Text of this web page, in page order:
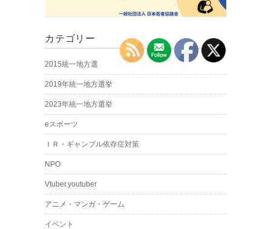
カテゴリー
2015統一地方選
2019年統一地方選挙
2023年統一地方選挙
eスポーツ
ＩＲ・ギャンブル依存症対策
NPO
Vtuber.youtuber
アニメ・マンガ・ゲーム
イベント